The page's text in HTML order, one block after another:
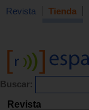
Revista Tienda
Buscar:
Revista